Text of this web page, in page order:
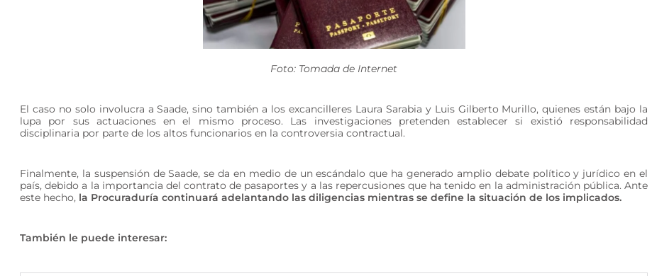
Foto: Tomada de Internet
El caso no solo involucra a Saade, sino también a los excancilleres Laura Sarabia y Luis Gilberto Murillo, quienes están bajo la
lupa por sus actuaciones en el mismo proceso. Las investigaciones pretenden establecer si existió responsabilidad
disciplinaria por parte de los altos funcionarios en la controversia contractual.
Finalmente, la suspensión de Saade, se da en medio de un escándalo que ha generado amplio debate político y jurídico en el
país, debido a la importancia del contrato de pasaportes y a las repercusiones que ha tenido en la administración pública. Ante
este hecho, la Procuraduría continuará adelantando las diligencias mientras se define la situación de los implicados.
También le puede interesar: